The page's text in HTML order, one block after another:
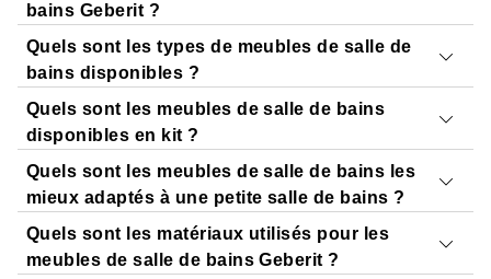
bains Geberit ?
Vous pouvez voir et acheter des meubles de salle de
dans unshow-room proche de chez vous. Nos
partenaires seront ravis de vous aider.
Trouver un détaillant spécialisé
Quels sont les types de meubles de salle de
bains disponibles ?
Nous proposons de nombreux types de meubles de salle
Notre article le plus populaire est lemeuble sous
lavabo, qui se combine avec le déversoir correspondant.
Nous proposons également des meubles bas assortis qui
sont directement reliés au meuble sous lavabo et forment
Quels sont les meubles de salle de bains
disponibles en kit ?
Les lavabos et les meubles bas sont fréquemment
ensemble coordonné. Les vasques sont conçues pour
s'adapter à un meuble spécifique, ce qui signifie qu'elles
Quels sont les meubles de salle de bains les
mieux adaptés à une petite salle de bains ?
Les salles de bains avec un petit plan d'étage ont
Quels sont les matériaux utilisés pour les
meubles de salle de bains Geberit ?